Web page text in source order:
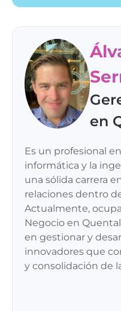
en
Es un profesional
informática y la
una sólida carrera
relaciones dentro
Actualmente,
Negocio en
en gestionar y
innovadores que
y consolidación de